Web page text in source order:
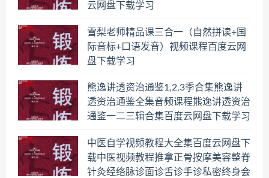
云网盘下载学习
雪梨老师精品课三合一（自然拼读+国
际音标+口语发音）视频课程百度云网
盘下载学习
熊逸讲透资治通鉴1,2,3季合集熊逸讲
透资治通鉴全集音频课程熊逸讲透资治
通鉴一二三辑合集百度云网盘下载学习
中医自学视频教程大全集百度云网盘下
载中医视频教程推拿正骨按摩美容整脊
针灸经络脉诊面诊舌诊手诊私密终身会